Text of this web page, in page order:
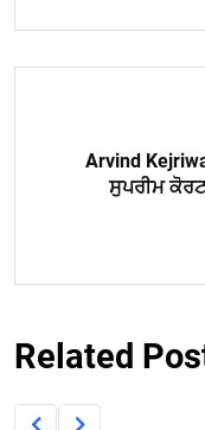
Arvind
ਸੁਪਰੀਮ
Related